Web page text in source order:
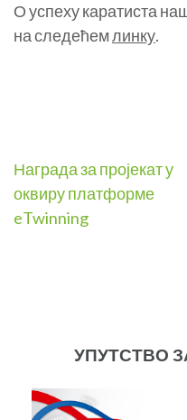
О успеху каратиста
на следећемлинку.
Post
navigation
Награда за пројекат у
оквиру платформе
eTwinning
УПУТСТВО